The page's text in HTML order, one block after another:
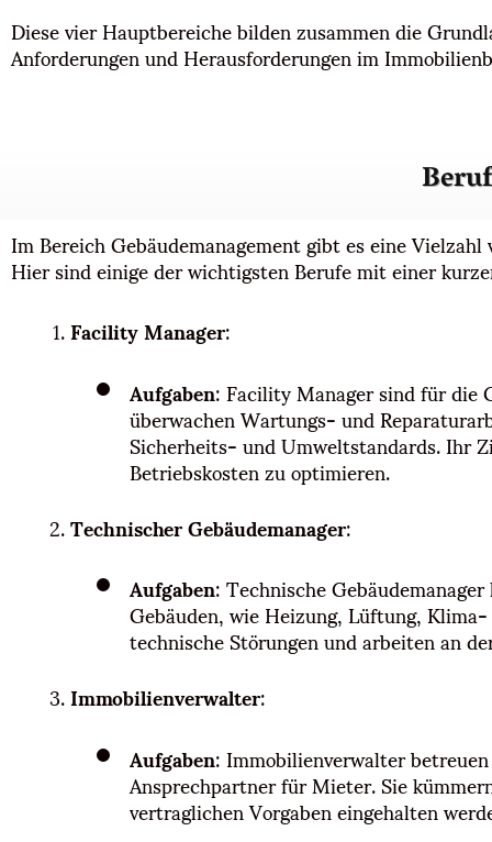
Diese vier Hauptbereiche bilden zusammen die
Anforderungen und Herausforderungen im
Im Bereich Gebäudemanagement gibt es eine
Hier sind einige der wichtigsten Berufe mit einer
Facility Manager:
Aufgaben: Facility Manager sind für die
überwachen Wartungs- und
Sicherheits- und Umweltstandards. Ihr
Betriebskosten zu optimieren.
Technischer Gebäudemanager:
Aufgaben: Technische
Gebäuden, wie Heizung, Lüftung,
technische Störungen und arbeiten an
Immobilienverwalter:
Aufgaben: Immobilienverwalter
Ansprechpartner für Mieter. Sie
vertraglichen Vorgaben eingehalten